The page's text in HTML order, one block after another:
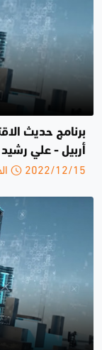
برنامج حديث
أربيل - علي
2022/12/15 الخميس 20:49 م